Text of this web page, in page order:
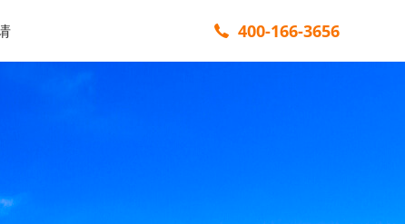
400-166-3656